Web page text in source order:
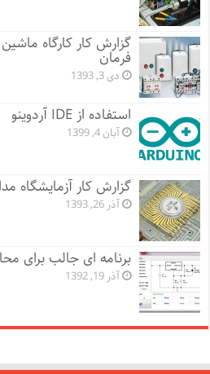
گزارش کار کارگاه
فرمان
دی 3, 1393
استفاده از IDE آردوینو
آبان 4, 1399
گزارش کار آزمایشگاه
آذر 26, 1393
برنامه ای جالب برای
آذر 19, 1392